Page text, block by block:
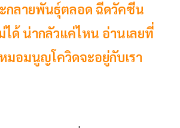
กลายพันธุ์ตลอด ฉีดวัคซีน
ได้ น่ากลัวแค่ไหน อ่านเลยที่
มอมนูญโควิดจะอยู่กับเรา